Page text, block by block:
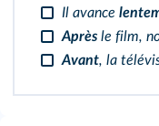
Il avance
Après le film,
Avant, la